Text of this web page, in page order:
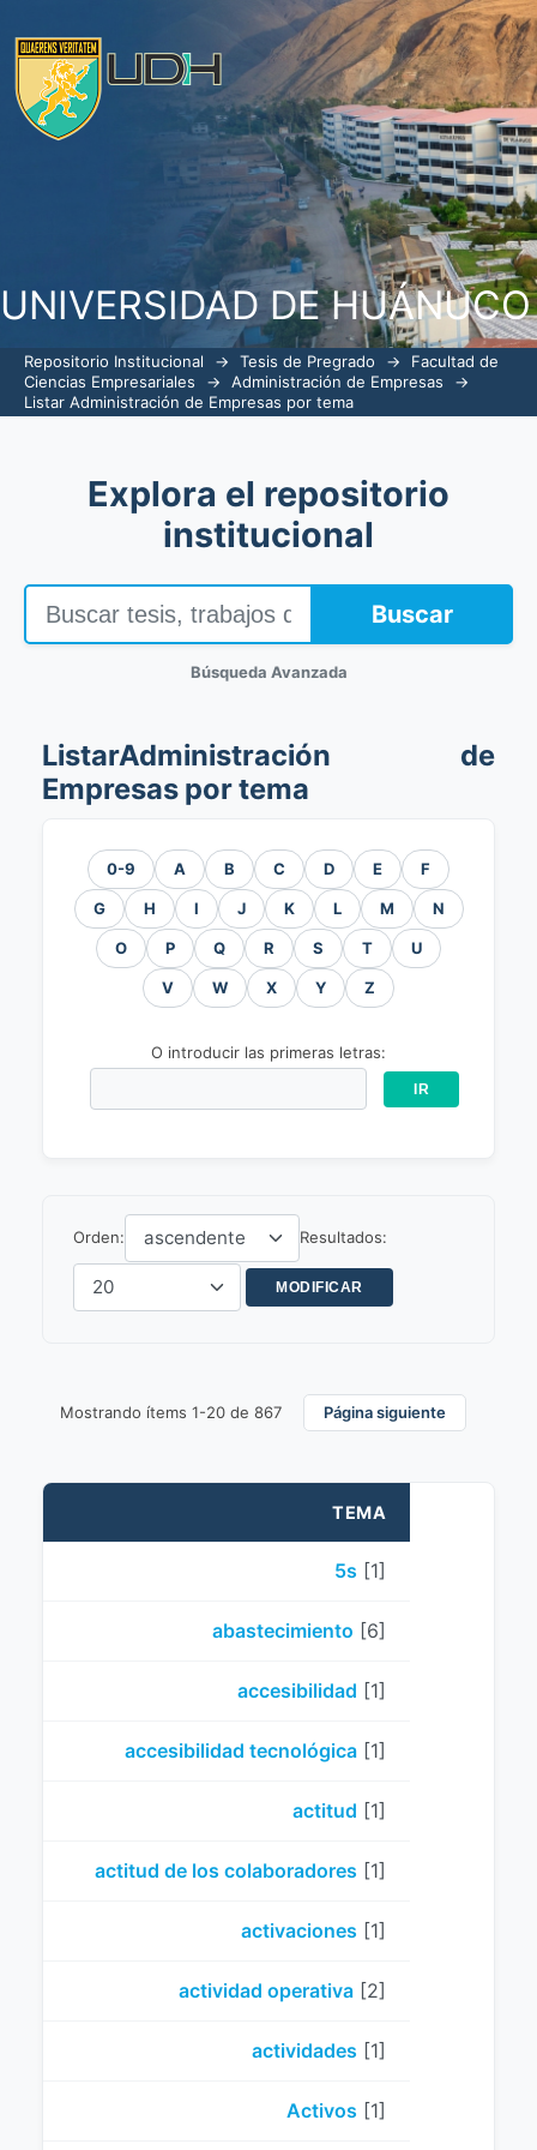
UNIVERSIDAD DE HUÁNUCO
ListarAdministración de Empresas por
Repositorio Institucional → Tesis de Pregrado →
Facultad de
Ciencias Empresariales
→ Administración de Empresas
→
Listar Administración de Empresas por tema
Explora el repositorio
institucional
Buscar
Búsqueda Avanzada
ListarAdministración de
Empresas por tema
0-9 A B C D E F
G H I J K L M N
O P Q R S T U
V W X Y Z
O introducir las primeras letras:
Orden: Resultados:
Mostrando ítems 1-20 de 867 Página siguiente
TEMA
5s [1]
abastecimiento [6]
accesibilidad [1]
accesibilidad tecnológica [1]
actitud [1]
actitud de los colaboradores [1]
activaciones [1]
actividad operativa [2]
actividades [1]
Activos [1]